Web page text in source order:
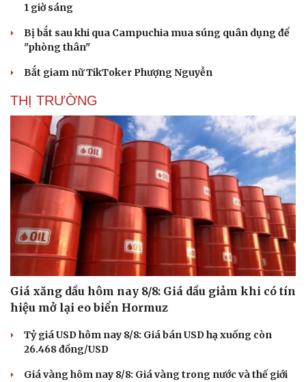
1 giờ sáng
Bị bắt sau khi qua Campuchia mua súng quân dụng để
"phòng thân"
Bắt giam nữ TikToker Phượng Nguyễn
THỊ TRƯỜNG
Giá xăng dầu hôm nay 8/8: Giá dầu giảm khi có tín
hiệu mở lại eo biển Hormuz
Tỷ giá USD hôm nay 8/8: Giá bán USD hạ xuống còn
26.468 đồng/USD
Giá vàng hôm nay 8/8: Giá vàng trong nước và thế giới